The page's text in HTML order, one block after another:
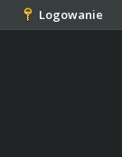
Logowanie